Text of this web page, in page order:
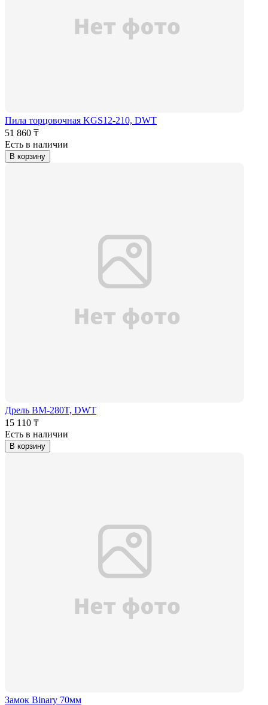
Пила торцовочная KGS12-210, DWT
51 860 ₸
Есть в наличии
В корзину
Дрель BM-280T, DWT
15 110 ₸
Есть в наличии
В корзину
Замок Binary 70мм